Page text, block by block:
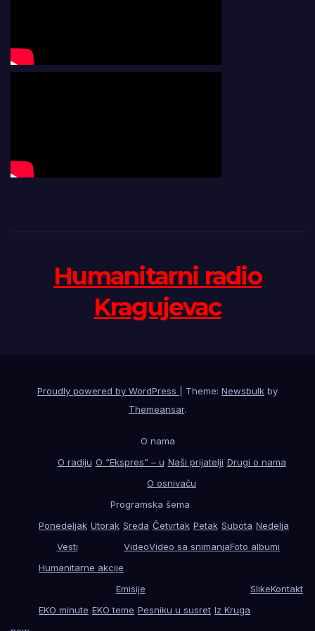
Humanitarni radio
Kragujevac
Proudly powered by WordPress Theme: Newsbulk by
Themeansar.
O nama
O radiju O “Ekspres” – u Naši prijatelji Drugi o nama
O osnivaču
Programska šema
Ponedeljak Utorak Sreda Četvrtak Petak Subota Nedelja
Vesti
Humanitarne akcije
VideoVideo sa snimanjaFoto albumi
Emisije
EKO minute EKO teme Pesniku u susret Iz Kruga
SlikeKontakt